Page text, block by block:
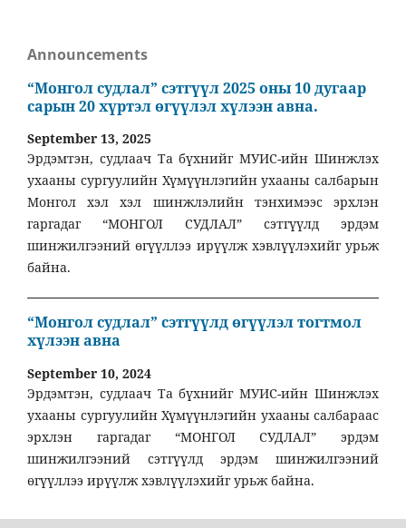
Announcements
“Монгол судлал” сэтгүүл 2025 оны 10 дугаар
сарын 20 хүртэл өгүүлэл хүлээн авна.
September 13, 2025
Эрдэмтэн, судлаач Та бүхнийг МУИС-ийн Шинжлэх
ухааны сургуулийн Хүмүүнлэгийн ухааны салбарын
Монгол хэл хэл шинжлэлийн тэнхимээс эрхлэн
гаргадаг “МОНГОЛ СУДЛАЛ” сэтгүүлд эрдэм
шинжилгээний өгүүллээ ирүүлж хэвлүүлэхийг урьж
байна.
“Монгол судлал” сэтгүүлд өгүүлэл тогтмол
хүлээн авна
September 10, 2024
Эрдэмтэн, судлаач Та бүхнийг МУИС-ийн Шинжлэх
ухааны сургуулийн Хүмүүнлэгийн ухааны салбараас
эрхлэн гаргадаг “МОНГОЛ СУДЛАЛ” эрдэм
шинжилгээний сэтгүүлд эрдэм шинжилгээний
өгүүллээ ирүүлж хэвлүүлэхийг урьж байна.